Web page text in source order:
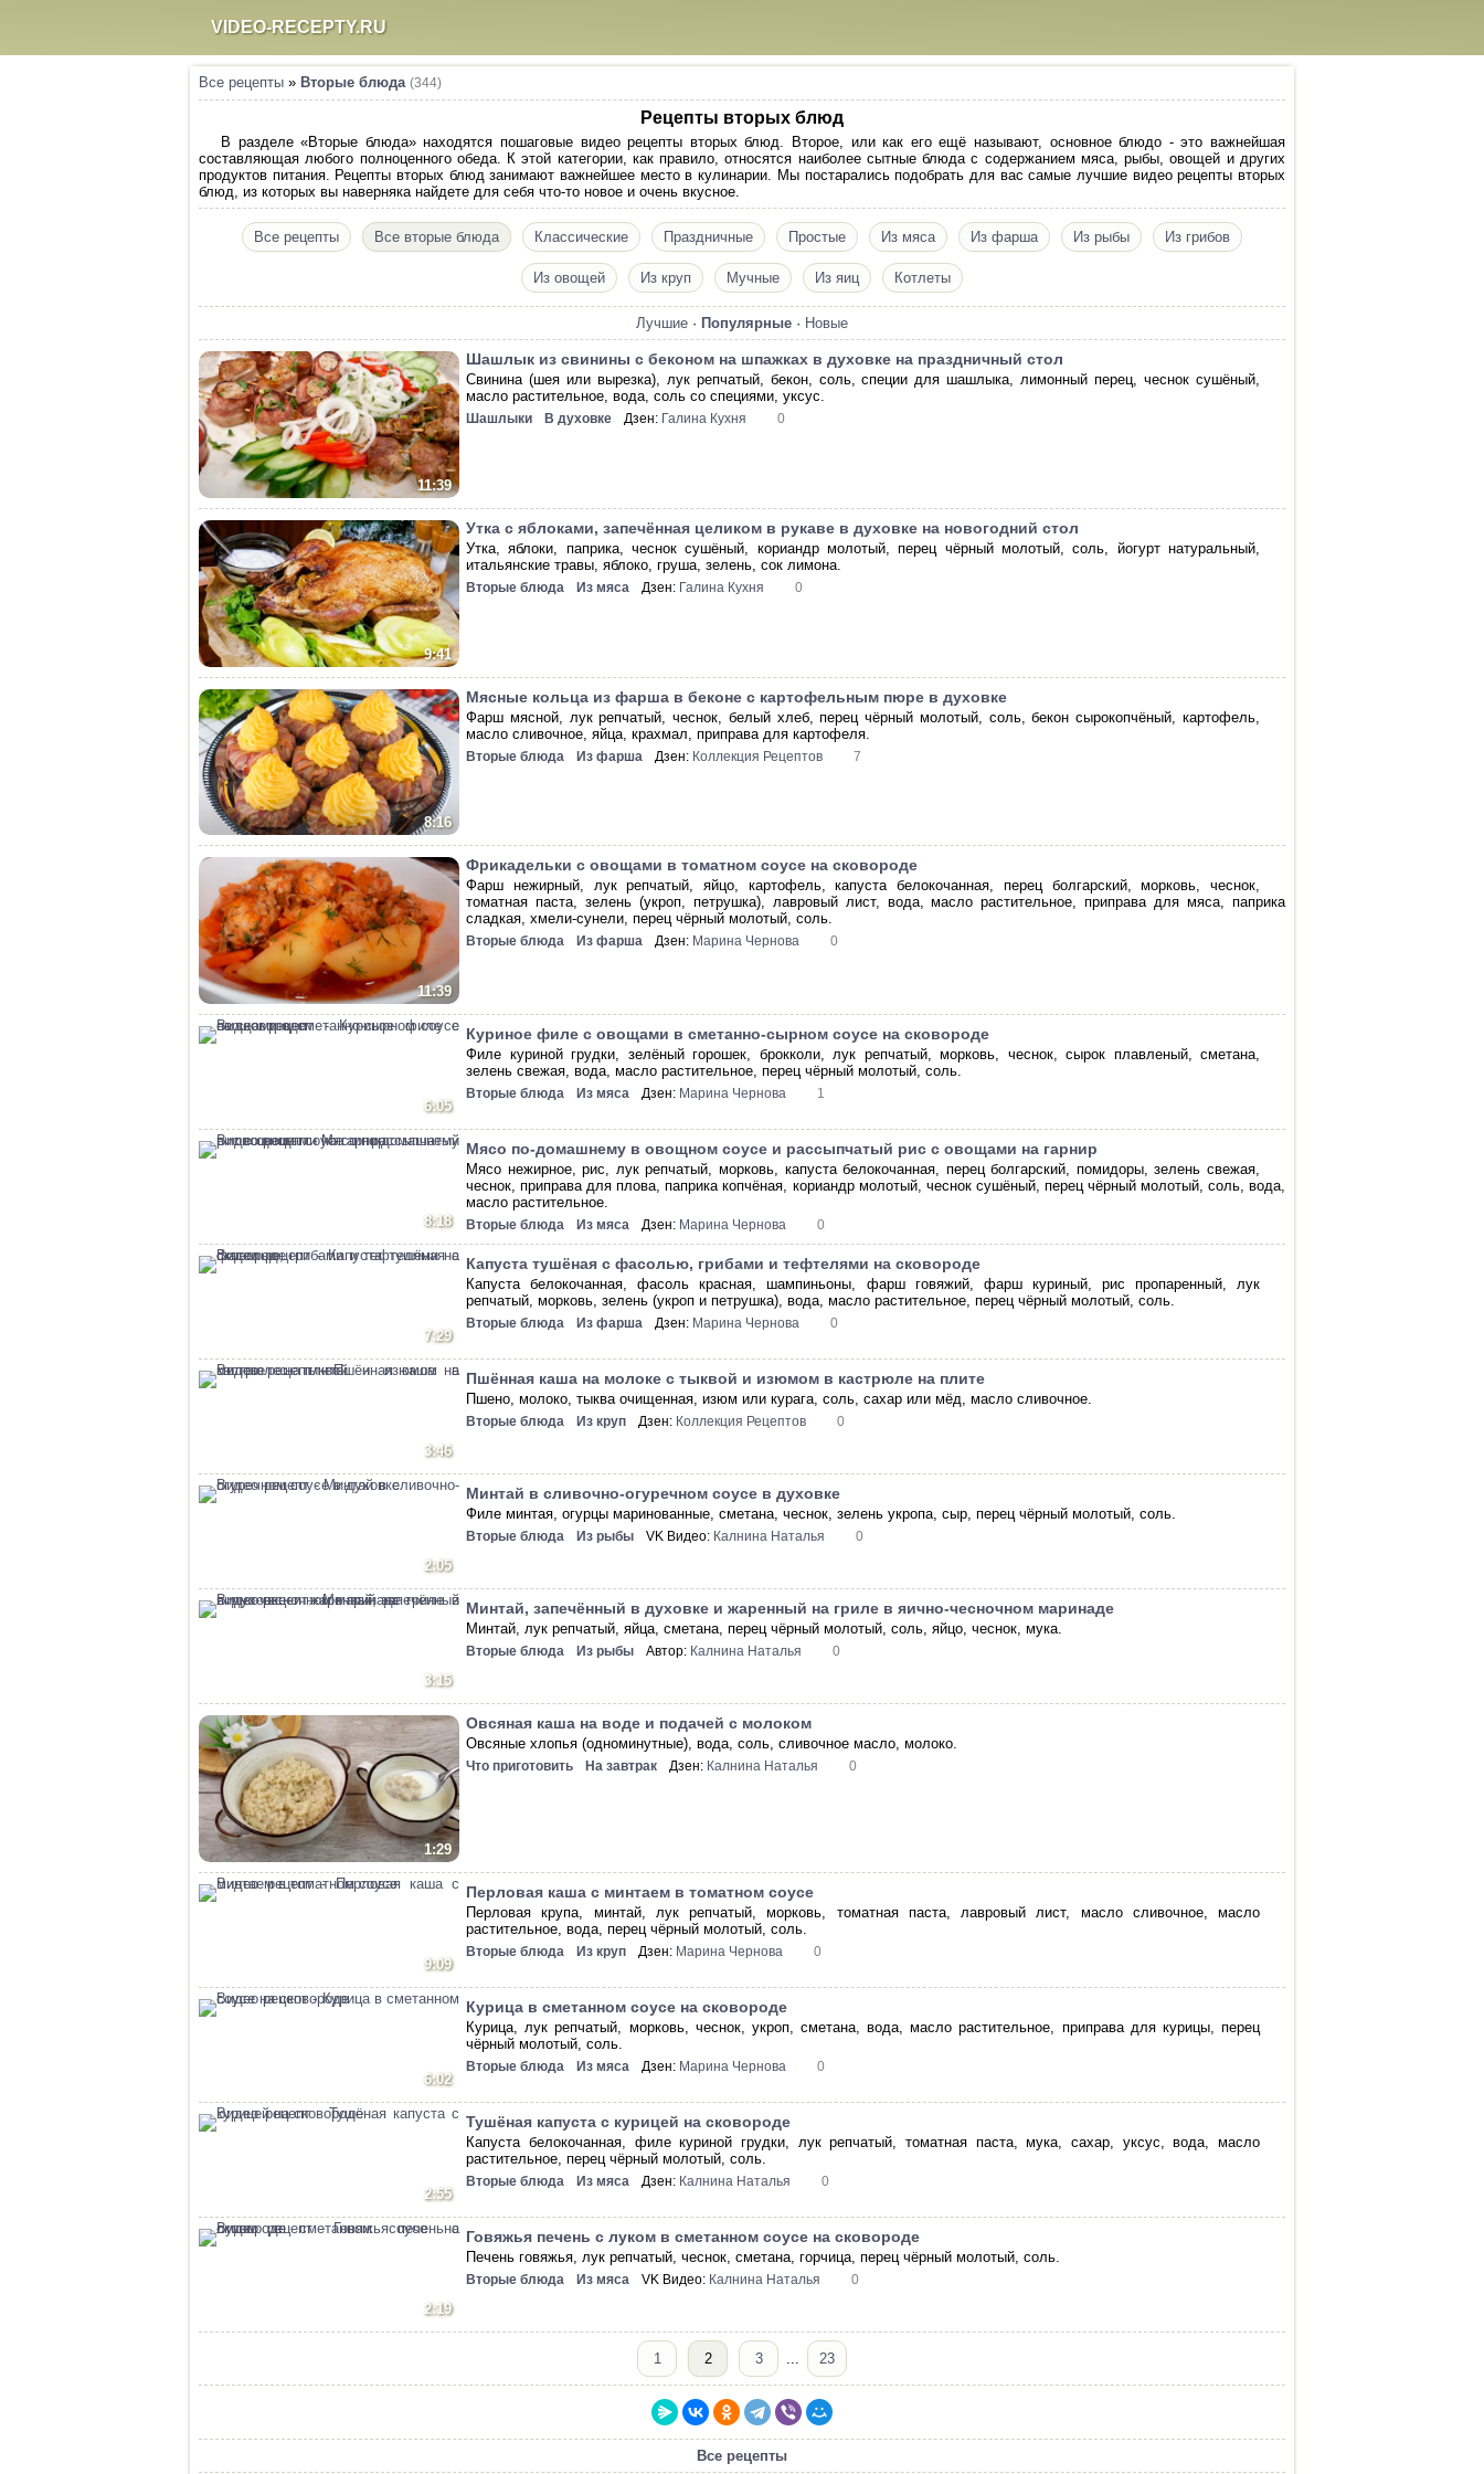
VIDEO-RECEPTY.RU
Все рецепты » Вторые блюда (344)
Рецепты вторых блюд
В разделе «Вторые блюда» находятся пошаговые видео рецепты вторых блюд. Второе, или как его ещё называют, основное блюдо - это важнейшая
составляющая любого полноценного обеда. К этой категории, как правило, относятся наиболее сытные блюда с содержанием мяса, рыбы, овощей и других
продуктов питания. Рецепты вторых блюд занимают важнейшее место в кулинарии. Мы постарались подобрать для вас самые лучшие видео рецепты вторых
блюд, из которых вы наверняка найдете для себя что-то новое и очень вкусное.
Все рецепты Все вторые блюда Классические Праздничные Простые Из мяса Из фарша Из рыбы Из грибов
Из овощей Из круп Мучные Из яиц Котлеты
Лучшие · Популярные · Новые
11:39
Шашлык из свинины с беконом на шпажках в духовке на праздничный стол
Свинина (шея или вырезка), лук репчатый, бекон, соль, специи для шашлыка, лимонный перец, чеснок сушёный,
масло растительное, вода, соль со специями, уксус.
Шашлыки В духовке Дзен: Галина Кухня 0
9:41
Утка с яблоками, запечённая целиком в рукаве в духовке на новогодний стол
Утка, яблоки, паприка, чеснок сушёный, кориандр молотый, перец чёрный молотый, соль, йогурт натуральный,
итальянские травы, яблоко, груша, зелень, сок лимона.
Вторые блюда Из мяса Дзен: Галина Кухня 0
8:16
Мясные кольца из фарша в беконе с картофельным пюре в духовке
Фарш мясной, лук репчатый, чеснок, белый хлеб, перец чёрный молотый, соль, бекон сырокопчёный, картофель,
масло сливочное, яйца, крахмал, приправа для картофеля.
Вторые блюда Из фарша Дзен: Коллекция Рецептов 7
11:39
Фрикадельки с овощами в томатном соусе на сковороде
Фарш нежирный, лук репчатый, яйцо, картофель, капуста белокочанная, перец болгарский, морковь, чеснок,
томатная паста, зелень (укроп, петрушка), лавровый лист, вода, масло растительное, приправа для мяса, паприка
сладкая, хмели-сунели, перец чёрный молотый, соль.
Вторые блюда Из фарша Дзен: Марина Чернова 0
6:05
Куриное филе с овощами в сметанно-сырном соусе на сковороде
Филе куриной грудки, зелёный горошек, брокколи, лук репчатый, морковь, чеснок, сырок плавленый, сметана,
зелень свежая, вода, масло растительное, перец чёрный молотый, соль.
Вторые блюда Из мяса Дзен: Марина Чернова 1
8:18
Мясо по-домашнему в овощном соусе и рассыпчатый рис с овощами на гарнир
Мясо нежирное, рис, лук репчатый, морковь, капуста белокочанная, перец болгарский, помидоры, зелень свежая,
чеснок, приправа для плова, паприка копчёная, кориандр молотый, чеснок сушёный, перец чёрный молотый, соль, вода,
масло растительное.
Вторые блюда Из мяса Дзен: Марина Чернова 0
7:29
Капуста тушёная с фасолью, грибами и тефтелями на сковороде
Капуста белокочанная, фасоль красная, шампиньоны, фарш говяжий, фарш куриный, рис пропаренный, лук
репчатый, морковь, зелень (укроп и петрушка), вода, масло растительное, перец чёрный молотый, соль.
Вторые блюда Из фарша Дзен: Марина Чернова 0
3:46
Пшённая каша на молоке с тыквой и изюмом в кастрюле на плите
Пшено, молоко, тыква очищенная, изюм или курага, соль, сахар или мёд, масло сливочное.
Вторые блюда Из круп Дзен: Коллекция Рецептов 0
2:05
Минтай в сливочно-огуречном соусе в духовке
Филе минтая, огурцы маринованные, сметана, чеснок, зелень укропа, сыр, перец чёрный молотый, соль.
Вторые блюда Из рыбы VK Видео: Калнина Наталья 0
3:15
Минтай, запечённый в духовке и жаренный на гриле в яично-чесночном маринаде
Минтай, лук репчатый, яйца, сметана, перец чёрный молотый, соль, яйцо, чеснок, мука.
Вторые блюда Из рыбы Автор: Калнина Наталья 0
1:29
Овсяная каша на воде и подачей с молоком
Овсяные хлопья (одноминутные), вода, соль, сливочное масло, молоко.
Что приготовить На завтрак Дзен: Калнина Наталья 0
9:09
Перловая каша с минтаем в томатном соусе
Перловая крупа, минтай, лук репчатый, морковь, томатная паста, лавровый лист, масло сливочное, масло
растительное, вода, перец чёрный молотый, соль.
Вторые блюда Из круп Дзен: Марина Чернова 0
6:02
Курица в сметанном соусе на сковороде
Курица, лук репчатый, морковь, чеснок, укроп, сметана, вода, масло растительное, приправа для курицы, перец
чёрный молотый, соль.
Вторые блюда Из мяса Дзен: Марина Чернова 0
2:55
Тушёная капуста с курицей на сковороде
Капуста белокочанная, филе куриной грудки, лук репчатый, томатная паста, мука, сахар, уксус, вода, масло
растительное, перец чёрный молотый, соль.
Вторые блюда Из мяса Дзен: Калнина Наталья 0
2:19
Говяжья печень с луком в сметанном соусе на сковороде
Печень говяжья, лук репчатый, чеснок, сметана, горчица, перец чёрный молотый, соль.
Вторые блюда Из мяса VK Видео: Калнина Наталья 0
1 2 3 ... 23
Все рецепты